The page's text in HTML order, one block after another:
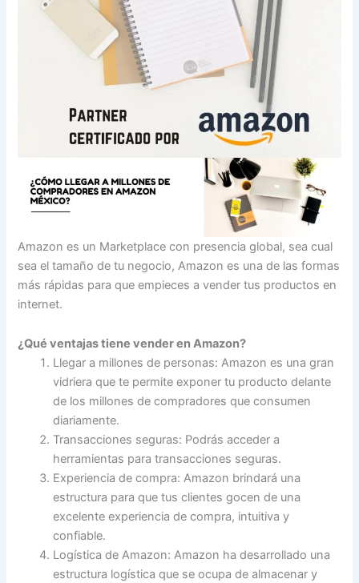
Amazon es un Marketplace con presencia global, sea cual
sea el tamaño de tu negocio, Amazon es una de las formas
más rápidas para que empieces a vender tus productos en
internet.
¿Qué ventajas tiene vender en Amazon?
Llegar a millones de personas: Amazon es una gran
vidriera que te permite exponer tu producto delante
de los millones de compradores que consumen
diariamente.
Transacciones seguras: Podrás acceder a
herramientas para transacciones seguras.
Experiencia de compra: Amazon brindará una
estructura para que tus clientes gocen de una
excelente experiencia de compra, intuitiva y
confiable.
Logística de Amazon: Amazon ha desarrollado una
estructura logística que se ocupa de almacenar y